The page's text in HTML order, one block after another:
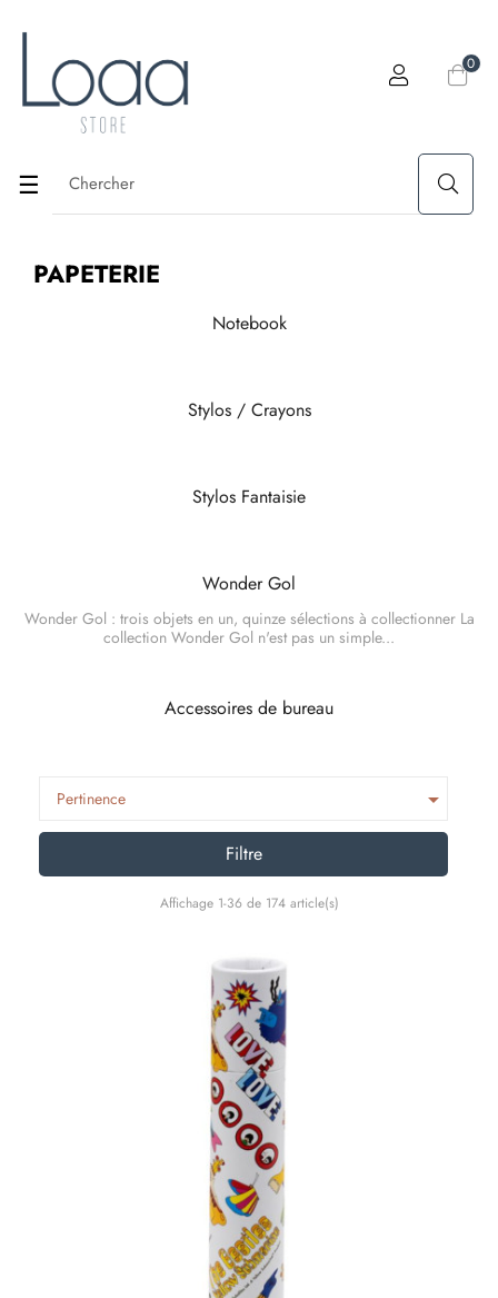
Basculer
navigation
☰
0
PAPETERIE
Notebook
Stylos / Crayons
Stylos Fantaisie
Wonder Gol
Wonder Gol : trois objets en un, quinze sélections à collectionner La
collection Wonder Gol n'est pas un simple...
Accessoires de bureau
Pertinence 
Filtre
Affichage 1-36 de 174 article(s)